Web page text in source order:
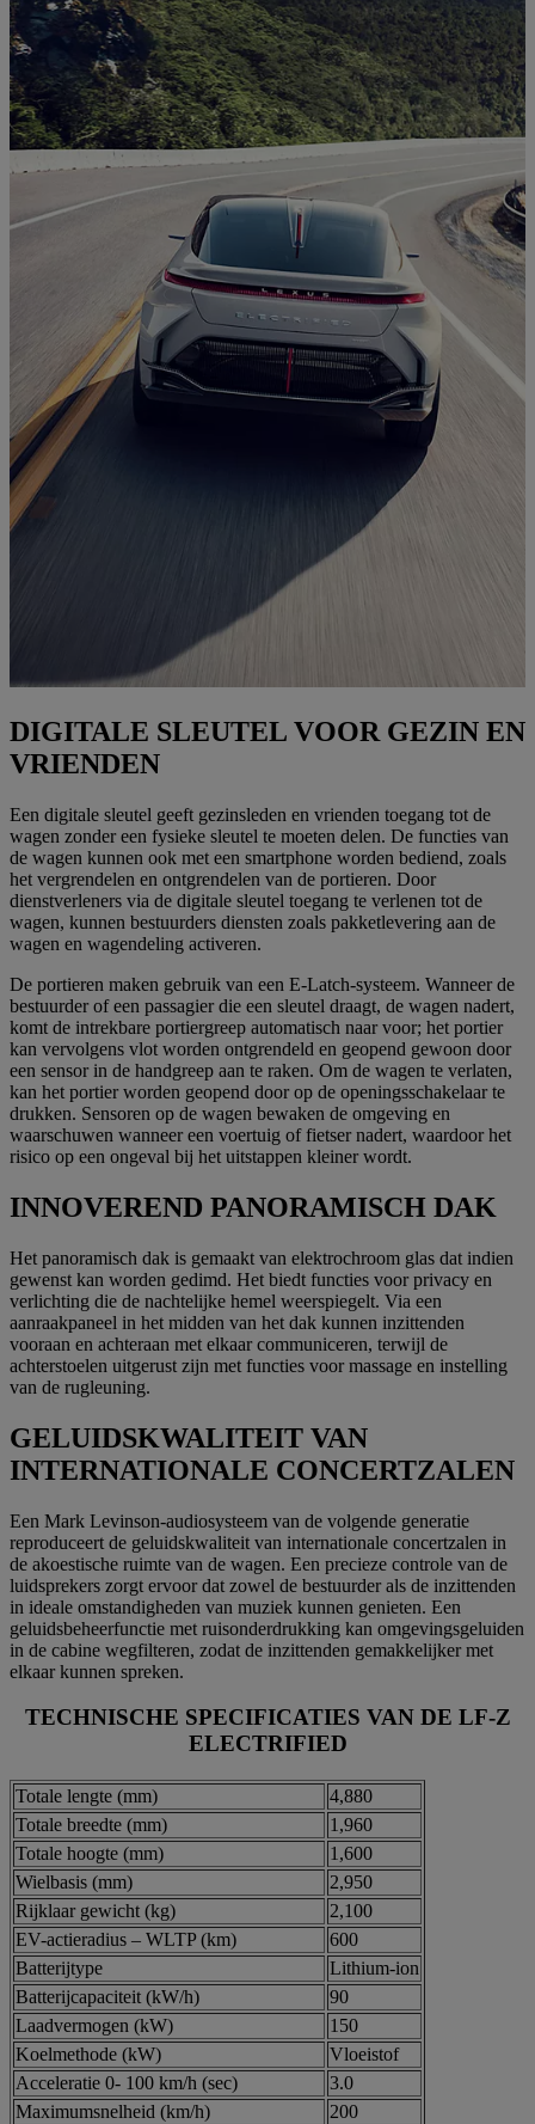
DIGITALE SLEUTEL VOOR GEZIN EN
VRIENDEN
Een digitale sleutel geeft gezinsleden en vrienden toegang tot de
wagen zonder een fysieke sleutel te moeten delen. De functies van
de wagen kunnen ook met een smartphone worden bediend, zoals
het vergrendelen en ontgrendelen van de portieren. Door
dienstverleners via de digitale sleutel toegang te verlenen tot de
wagen, kunnen bestuurders diensten zoals pakketlevering aan de
wagen en wagendeling activeren.
De portieren maken gebruik van een E-Latch-systeem. Wanneer de
bestuurder of een passagier die een sleutel draagt, de wagen nadert,
komt de intrekbare portiergreep automatisch naar voor; het portier
kan vervolgens vlot worden ontgrendeld en geopend gewoon door
een sensor in de handgreep aan te raken. Om de wagen te verlaten,
kan het portier worden geopend door op de openingsschakelaar te
drukken. Sensoren op de wagen bewaken de omgeving en
waarschuwen wanneer een voertuig of fietser nadert, waardoor het
risico op een ongeval bij het uitstappen kleiner wordt.
INNOVEREND PANORAMISCH DAK
Het panoramisch dak is gemaakt van elektrochroom glas dat indien
gewenst kan worden gedimd. Het biedt functies voor privacy en
verlichting die de nachtelijke hemel weerspiegelt. Via een
aanraakpaneel in het midden van het dak kunnen inzittenden
vooraan en achteraan met elkaar communiceren, terwijl de
achterstoelen uitgerust zijn met functies voor massage en instelling
van de rugleuning.
GELUIDSKWALITEIT VAN
INTERNATIONALE CONCERTZALEN
Een Mark Levinson-audiosysteem van de volgende generatie
reproduceert de geluidskwaliteit van internationale concertzalen in
de akoestische ruimte van de wagen. Een precieze controle van de
luidsprekers zorgt ervoor dat zowel de bestuurder als de inzittenden
in ideale omstandigheden van muziek kunnen genieten. Een
geluidsbeheerfunctie met ruisonderdrukking kan omgevingsgeluiden
in de cabine wegfilteren, zodat de inzittenden gemakkelijker met
elkaar kunnen spreken.
TECHNISCHE SPECIFICATIES VAN DE LF-Z
ELECTRIFIED
Totale lengte (mm)
4,880
Totale breedte (mm)
1,960
Totale hoogte (mm)
1,600
Wielbasis (mm)
2,950
Rijklaar gewicht (kg)
2,100
EV-actieradius – WLTP (km)
600
Batterijtype
Lithium-ion
Batterijcapaciteit (kW/h)
90
Laadvermogen (kW)
150
Koelmethode (kW)
Vloeistof
Acceleratie 0- 100 km/h (sec)
3.0
Maximumsnelheid (km/h)
200